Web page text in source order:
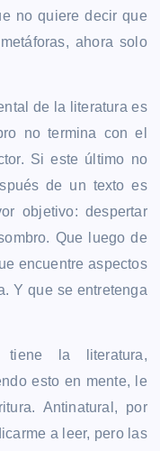
no quiere decir que
ahora solo
de la literatura es
no termina con el
Si este último no
de un texto es
objetivo: despertar
Que luego de
encuentre aspectos
Y que se entretenga
la literatura,
esto en mente, le
Antinatural, por
a leer, pero las